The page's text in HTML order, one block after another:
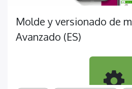
HD video &
Molde y versionado de
Avanzado (ES)